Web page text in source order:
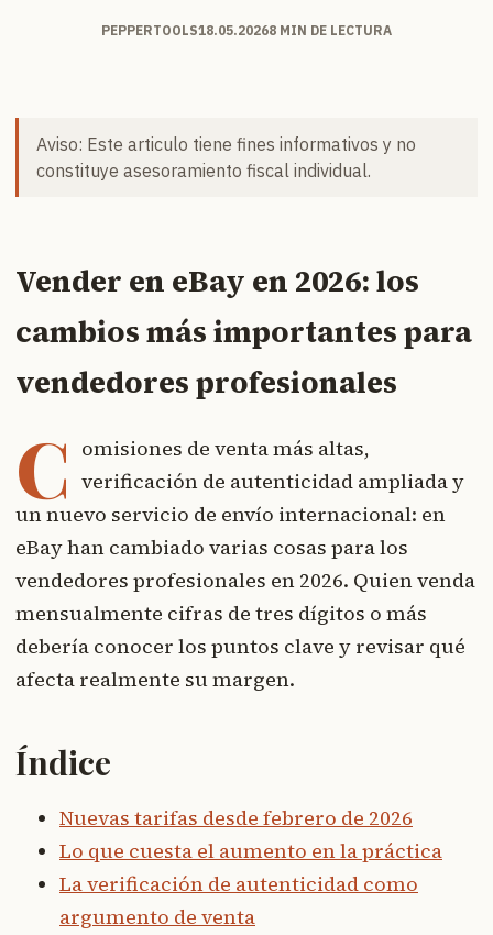
PEPPERTOOLS18.05.20268 MIN DE LECTURA
Aviso: Este articulo tiene fines informativos y no
constituye asesoramiento fiscal individual.
Vender en eBay en 2026: los
cambios más importantes para
vendedores profesionales
C omisiones de venta más altas,
verificación de autenticidad ampliada y
un nuevo servicio de envío internacional: en
eBay han cambiado varias cosas para los
vendedores profesionales en 2026. Quien venda
mensualmente cifras de tres dígitos o más
debería conocer los puntos clave y revisar qué
afecta realmente su margen.
Índice
Nuevas tarifas desde febrero de 2026
Lo que cuesta el aumento en la práctica
La verificación de autenticidad como
argumento de venta